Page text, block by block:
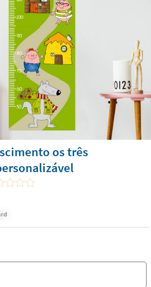
os três